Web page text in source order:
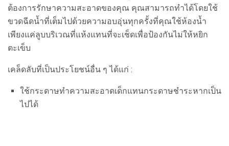
ต้องการรักษาความสะอาดของคุณ คุณสามารถทำได้โดยใช้
ขวดฉีดน้ำที่เต็มไปด้วยความอบอุ่นทุกครั้งที่คุณใช้ห้องน้ำ
เพียงแค่ลูบบริเวณที่แห้งแทนที่จะเช็ดเพื่อป้องกันไม่ให้หยิก
ตะเข็บ
เคล็ดลับที่เป็นประโยชน์อื่น ๆ ได้แก่ :
ใช้กระดาษทำความสะอาดเด็กแทนกระดาษชำระหากเป็น
ไปได้